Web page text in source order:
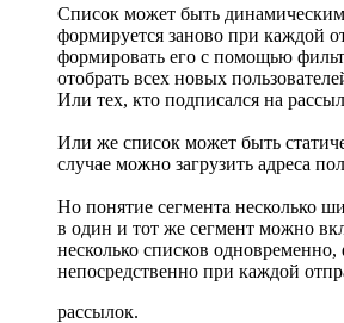
Список может быть
формируется заново при каждой
формировать его с помощью
отобрать всех новых
Или тех, кто подписался на
Или же список может быть
случае можно загрузить адреса
Но понятие сегмента несколько
в один и тот же сегмент можно
несколько списков
непосредственно при каждой
рассылок.